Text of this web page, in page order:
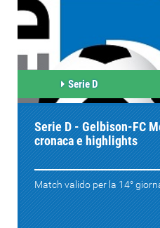
Serie D
Serie D - Gelbison-FC
cronaca e highlights
Match valido per la 14°